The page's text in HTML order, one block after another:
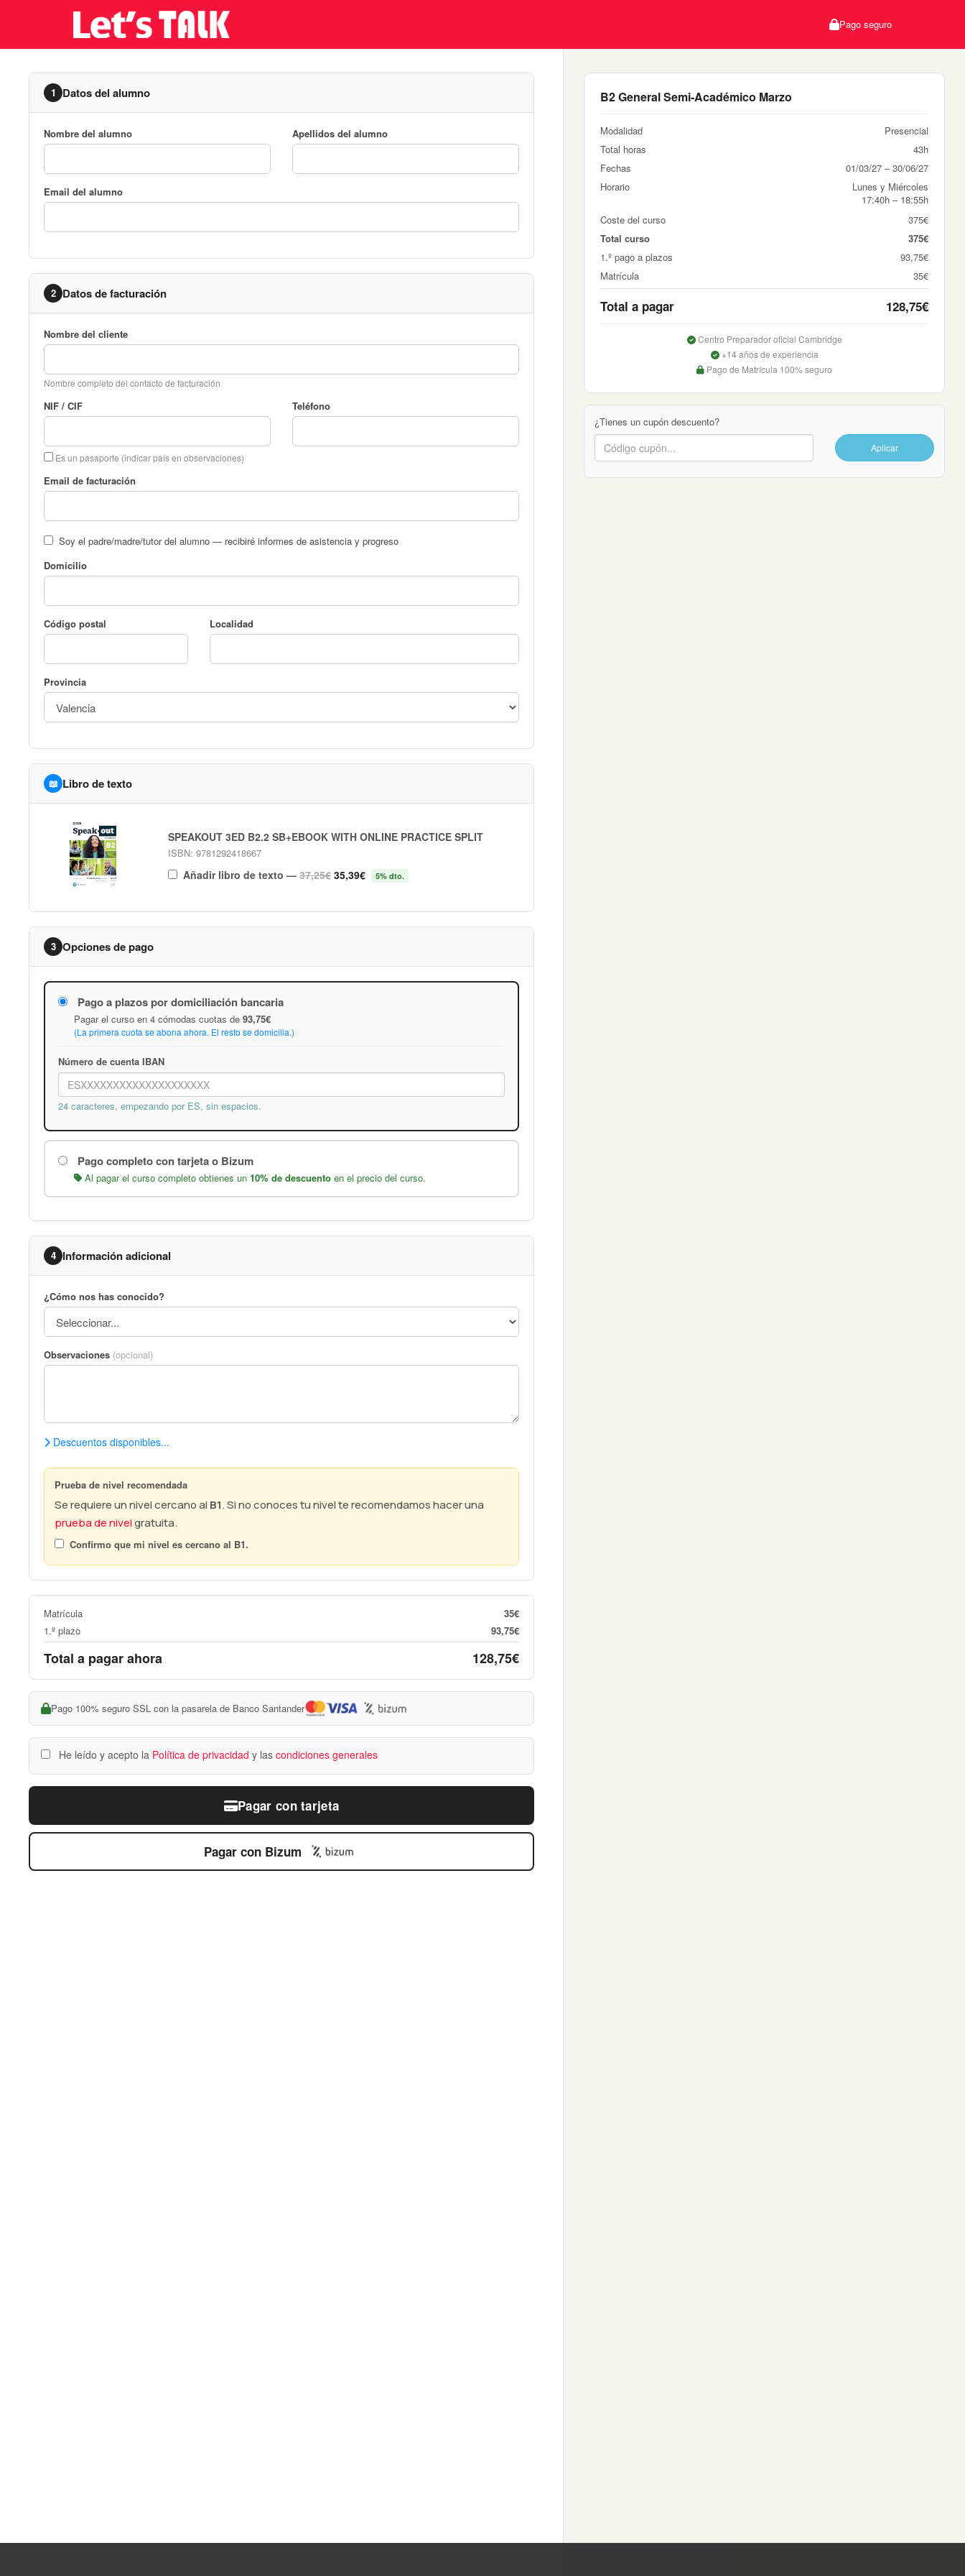
Pago seguro
1 Datos del alumno
Nombre del alumno Apellidos del alumno
Email del alumno
2 Datos de facturación
Nombre del cliente
Nombre completo del contacto de facturación
NIF / CIF
Es un pasaporte (indicar país en observaciones)
Teléfono
Email de facturación
Soy el padre/madre/tutor del alumno — recibiré informes de asistencia y progreso
Domicilio
Código postal Localidad
Provincia
📖 Libro de texto
SPEAKOUT 3ED B2.2 SB+EBOOK WITH ONLINE PRACTICE SPLIT
ISBN: 9781292418667
Añadir libro de texto — 37,25€ 35,39€ 5% dto.
3 Opciones de pago
Pago a plazos por domiciliación bancaria
Pagar el curso en 4 cómodas cuotas de 93,75€
(La primera cuota se abona ahora. El resto se domicilia.)
Número de cuenta IBAN
24 caracteres, empezando por ES, sin espacios.
Pago completo con tarjeta o Bizum
Al pagar el curso completo obtienes un 10% de descuento en el precio del curso.
4 Información adicional
¿Cómo nos has conocido?
Observaciones (opcional)
Descuentos disponibles...
Prueba de nivel recomendada
Se requiere un nivel cercano al B1. Si no conoces tu nivel te recomendamos hacer una
prueba de nivelgratuita.
Confirmo que mi nivel es cercano al B1.
Matrícula
35€
1.º plazo
93,75€
Total a pagar ahora 128,75€
Pago 100% seguro SSL con la pasarela de Banco Santander
He leído y acepto la Política de privacidad y las condiciones generales
Pagar con tarjeta
Pagar con Bizum
B2 General Semi-Académico Marzo
Modalidad
Presencial
Total horas
43h
Fechas
01/03/27 – 30/06/27
Horario
Lunes y Miércoles
17:40h – 18:55h
Coste del curso
375€
Total curso
375€
1.º pago a plazos
93,75€
Matrícula
35€
Total a pagar 128,75€
Centro Preparador oficial Cambridge
+14 años de experiencia
Pago de Matrícula 100% seguro
¿Tienes un cupón descuento?
Aplicar